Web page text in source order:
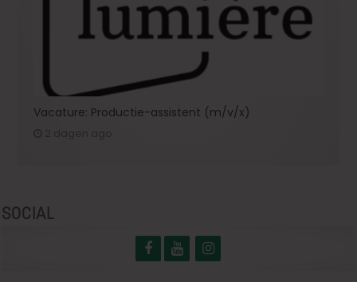
Vacature: Productie-assistent (m/v/x)
SOCIAL